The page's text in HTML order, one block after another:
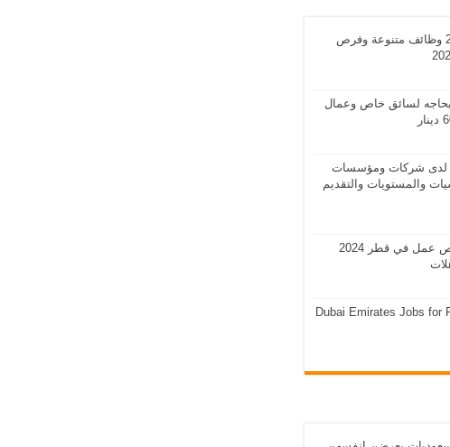
وظائف في السعودية 2024 وظائف متنوعة وفرص
وظائف في الكويت 2024 بحاجه لسائق خاص وعمال
وظائف في الامارات 2024 لدى شركات ومؤسسات
والمستويات والتقديم
وظائف في قطر 2024 فرص عمل في قطر 2024
Dubai Emirates Jobs for